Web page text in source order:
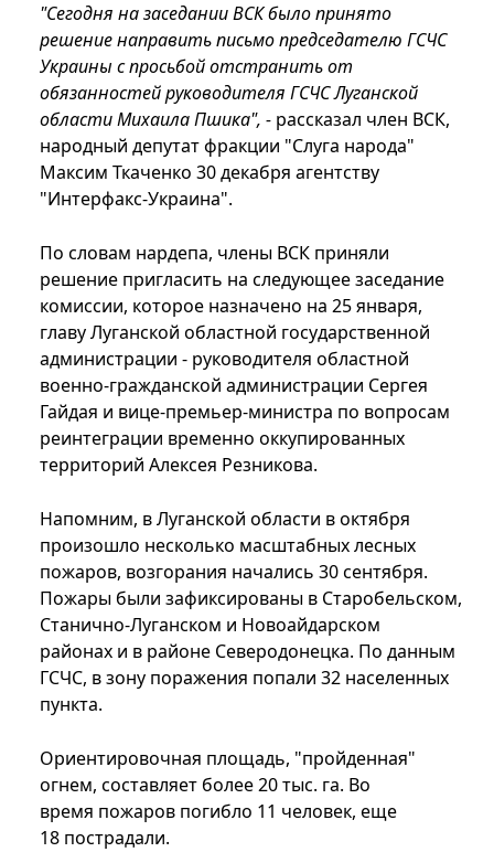
"Сегодня на заседании ВСК было принято
решение направить письмо председателю ГСЧС
Украины с просьбой отстранить от
обязанностей руководителя ГСЧС Луганской
области Михаила Пшика", - рассказал член ВСК,
народный депутат фракции "Слуга народа"
Максим Ткаченко 30 декабря агентству
"Интерфакс-Украина".
По словам нардепа, члены ВСК приняли
решение пригласить на следующее заседание
комиссии, которое назначено на 25 января,
главу Луганской областной государственной
администрации - руководителя областной
военно-гражданской администрации Сергея
Гайдая и вице-премьер-министра по вопросам
реинтеграции временно оккупированных
территорий Алексея Резникова.
Напомним, в Луганской области в октября
произошло несколько масштабных лесных
пожаров, возгорания начались 30 сентября.
Пожары были зафиксированы в Старобельском,
Станично-Луганском и Новоайдарском
районах и в районе Северодонецка. По данным
ГСЧС, в зону поражения попали 32 населенных
пункта.
Ориентировочная площадь, "пройденная"
огнем, составляет более 20 тыс. га. Во
время пожаров погибло 11 человек, еще
18 пострадали.